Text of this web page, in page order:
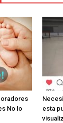
No lo
esta